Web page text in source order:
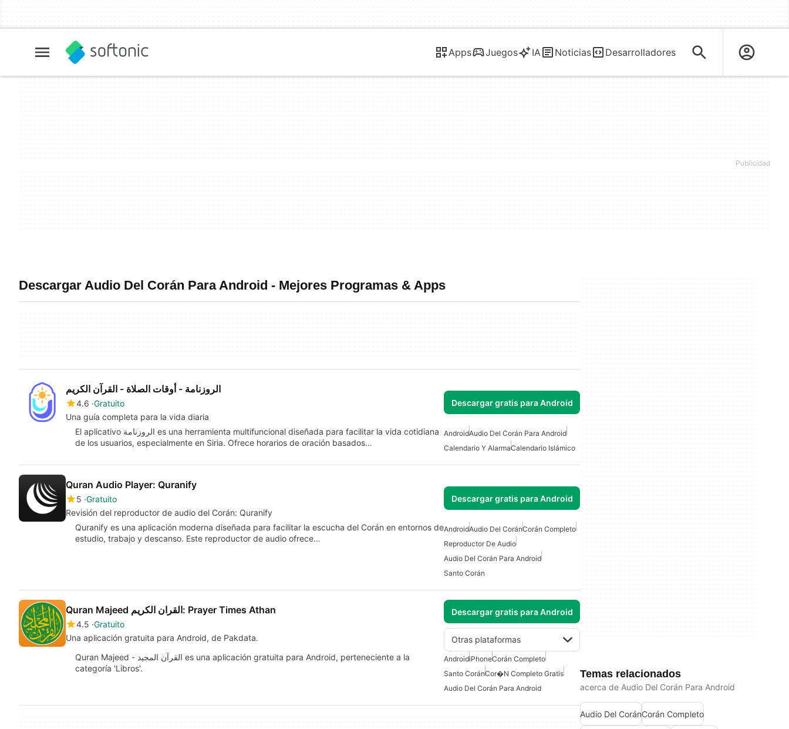
Apps Juegos IA Noticias Desarrolladores
Descargar Audio Del Corán Para Android - Mejores Programas & Apps
الروزنامة - أوقات الصلاة - القرآن الكريم
4.6 Gratuito
Una guía completa para la vida diaria
Descargar gratis para Android
El aplicativo الروزنامة es una herramienta multifuncional diseñada para facilitar la vida cotidiana
de los usuarios, especialmente en Siria. Ofrece horarios de oración basados…
AndroidAudio Del Corán Para Android
Calendario Y AlarmaCalendario Islámico
Quran Audio Player: Quranify
5 Gratuito
Revisión del reproductor de audio del Corán: Quranify
Descargar gratis para Android
Quranify es una aplicación moderna diseñada para facilitar la escucha del Corán en entornos de
estudio, trabajo y descanso. Este reproductor de audio ofrece…
AndroidAudio Del CoránCorán Completo
Reproductor De Audio
Audio Del Corán Para Android
Santo Corán
Quran Majeed القران الكريم: Prayer Times Athan
4.5 Gratuito
Una aplicación gratuita para Android, de Pakdata.
Descargar gratis para Android
Otras plataformas
Quran Majeed - القرآن المجيد es una aplicación gratuita para Android, perteneciente a la
categoría 'Libros'.
AndroidiPhoneCorán Completo
Santo CoránCor�n Completo Gratis
Audio Del Corán Para Android
Temas relacionados
acerca de Audio Del Corán Para Android
Audio Del CoránCorán Completo